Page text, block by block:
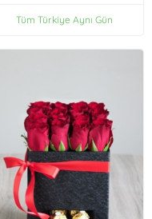
Tüm Türkiye Aynı Gün